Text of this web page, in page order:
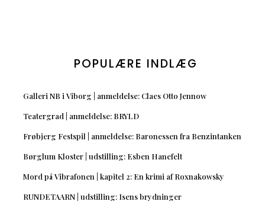
POPULÆRE INDLÆG
Galleri NB i Viborg | anmeldelse: Claes Otto Jennow
Teatergrad | anmeldelse: BRYLD
Frøbjerg Festspil | anmeldelse: Baronessen fra Benzintanken
Børglum Kloster | udstilling: Esben Hanefelt
Mord på Vibrafonen | kapitel 2: En krimi af Roxnakowsky
RUNDETAARN | udstilling: Isens brydninger